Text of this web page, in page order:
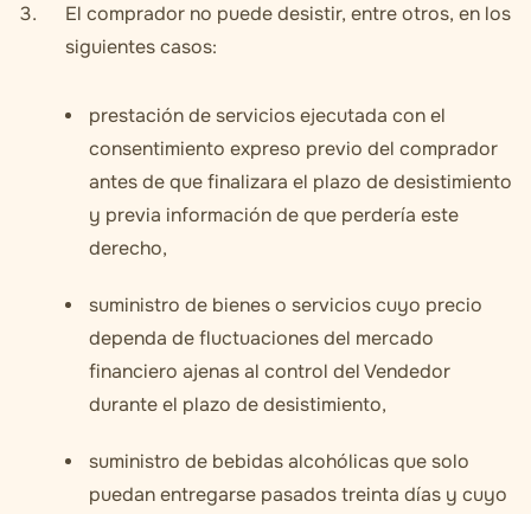
El comprador no puede desistir, entre otros, en los
siguientes casos:
prestación de servicios ejecutada con el
consentimiento expreso previo del comprador
antes de que finalizara el plazo de desistimiento
y previa información de que perdería este
derecho,
suministro de bienes o servicios cuyo precio
dependa de fluctuaciones del mercado
financiero ajenas al control del Vendedor
durante el plazo de desistimiento,
suministro de bebidas alcohólicas que solo
puedan entregarse pasados treinta días y cuyo